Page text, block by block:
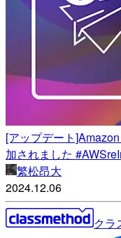
[アップデート
加されました
繁松昂大
2024.12.06
クラ